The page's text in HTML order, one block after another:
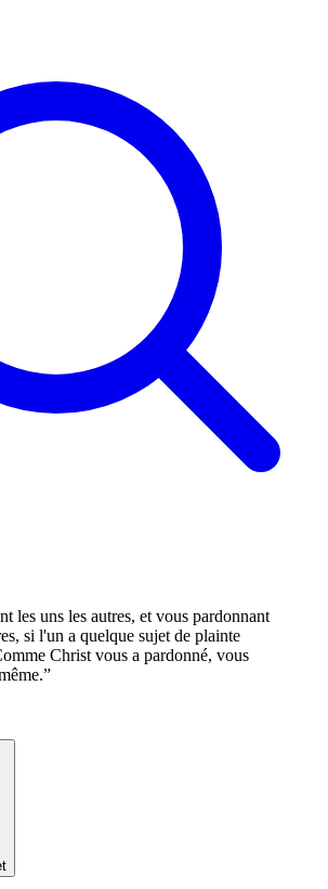
les uns les autres, et vous pardonnant
si l'un a quelque sujet de plainte
Christ vous a pardonné, vous
”